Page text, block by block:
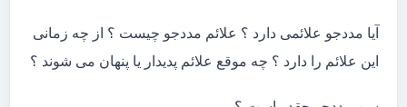
آیا مددجو علائمی دارد ؟ علائم مددجو چیست ؟ از چه زمانی
این علائم را دارد ؟ چه موقع علائم پدیدار یا پنهان می شوند ؟